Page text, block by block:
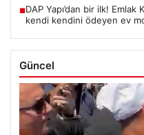
■DAP Yapı’dan bir ilk!
kendi kendini ödeyen ev
Güncel